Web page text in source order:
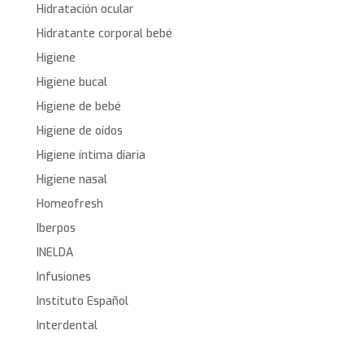
Hidratación ocular
Hidratante corporal bebé
Higiene
Higiene bucal
Higiene de bebé
Higiene de oídos
Higiene íntima diaria
Higiene nasal
Homeofresh
Iberpos
INELDA
Infusiones
Instituto Español
Interdental